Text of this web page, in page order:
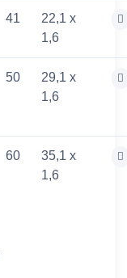
41
22,1 x
1,6
50
29,1 x
1,6
60
35,1 x
1,6